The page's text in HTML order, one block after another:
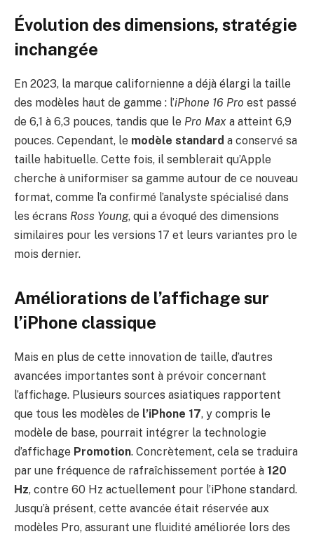
Évolution des dimensions, stratégie
inchangée
En 2023, la marque californienne a déjà élargi la taille
des modèles haut de gamme : l’iPhone 16 Pro est passé
de 6,1 à 6,3 pouces, tandis que le Pro Max a atteint 6,9
pouces. Cependant, le modèle standard a conservé sa
taille habituelle. Cette fois, il semblerait qu’Apple
cherche à uniformiser sa gamme autour de ce nouveau
format, comme l’a confirmé l’analyste spécialisé dans
les écrans Ross Young, qui a évoqué des dimensions
similaires pour les versions 17 et leurs variantes pro le
mois dernier.
Améliorations de l’affichage sur
l’iPhone classique
Mais en plus de cette innovation de taille, d’autres
avancées importantes sont à prévoir concernant
l’affichage. Plusieurs sources asiatiques rapportent
que tous les modèles de l’iPhone 17, y compris le
modèle de base, pourrait intégrer la technologie
d’affichage Promotion. Concrètement, cela se traduira
par une fréquence de rafraîchissement portée à 120
Hz, contre 60 Hz actuellement pour l’iPhone standard.
Jusqu’à présent, cette avancée était réservée aux
modèles Pro, assurant une fluidité améliorée lors des